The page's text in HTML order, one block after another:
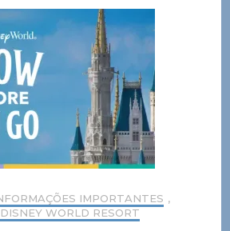
IMPORTANTES ,
WORLD RESORT